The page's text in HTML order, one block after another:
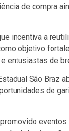
de compra
incentiva a
objetivo
entusiastas de
São Braz
de